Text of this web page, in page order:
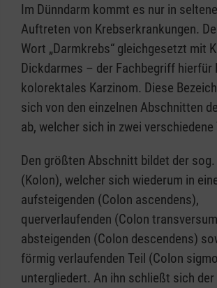
Im Dünndarm kommt es nur in
Auftreten von Krebserkrankungen.
Wort „Darmkrebs“ gleichgesetzt mit
Dickdarmes – der Fachbegriff hierfür
kolorektales Karzinom. Diese
sich von den einzelnen Abschnitten
ab, welcher sich in zwei
Den größten Abschnitt bildet der
(Kolon), welcher sich wiederum in
aufsteigenden (Colon ascendens),
querverlaufenden (Colon
absteigenden (Colon descendens)
förmig verlaufenden Teil (Colon
untergliedert. An ihn schließt sich